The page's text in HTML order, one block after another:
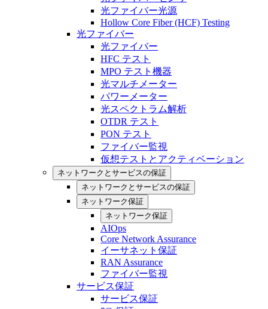
光ファイバー光源
Hollow Core Fiber (HCF) Testing
光ファイバー
光ファイバー
HFC テスト
MPO テスト機器
光マルチメーター
パワーメーター
光スペクトラム解析
OTDR テスト
PON テスト
ファイバー監視
仮想テストとアクティベーション
ネットワークとサービスの保証
ネットワークとサービスの保証
ネットワーク保証
ネットワーク保証
AIOps
Core Network Assurance
イーサネット保証
RAN Assurance
ファイバー監視
サービス保証
サービス保証